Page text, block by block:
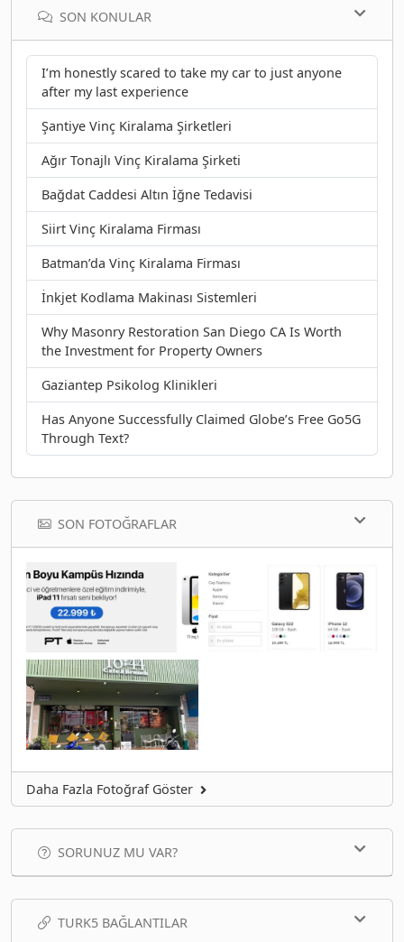
SON KONULAR
I’m honestly scared to take my car to just anyone
after my last experience
Şantiye Vinç Kiralama Şirketleri
Ağır Tonajlı Vinç Kiralama Şirketi
Bağdat Caddesi Altın İğne Tedavisi
Siirt Vinç Kiralama Firması
Batman’da Vinç Kiralama Firması
İnkjet Kodlama Makinası Sistemleri
Why Masonry Restoration San Diego CA Is Worth
the Investment for Property Owners
Gaziantep Psikolog Klinikleri
Has Anyone Successfully Claimed Globe’s Free Go5G
Through Text?
SON FOTOĞRAFLAR
Daha Fazla Fotoğraf Göster
SORUNUZ MU VAR?
TURK5 BAĞLANTILAR